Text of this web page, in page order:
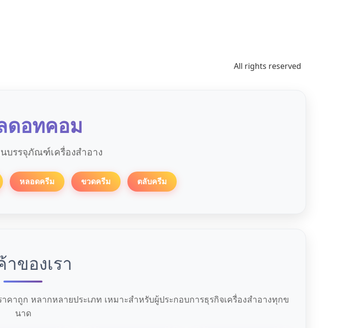
All rights reserved
ดอทคอม
บรรจุภัณฑ์เครื่องสำอาง
หลอดครีม ขวดครีม ตลับครีม
ของเรา
าถูก หลากหลายประเภท เหมาะสำหรับผู้ประกอบการธุรกิจเครื่องสำอางทุกข
นาด